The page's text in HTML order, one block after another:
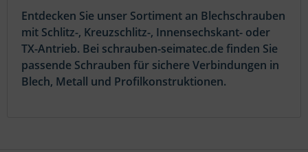
Entdecken Sie unser Sortiment an Blechschrauben
mit Schlitz-, Kreuzschlitz-, Innensechskant- oder
TX-Antrieb. Bei schrauben-seimatec.de finden Sie
passende Schrauben für sichere Verbindungen in
Blech, Metall und Profilkonstruktionen.